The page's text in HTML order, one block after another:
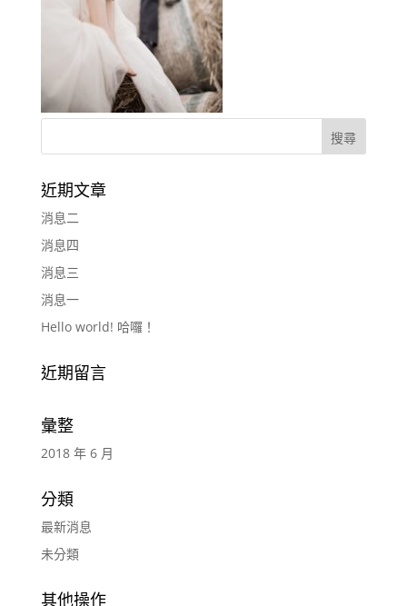
近期文章
消息二
消息四
消息三
消息一
Hello world! 哈囉！
近期留言
彙整
2018 年 6 月
分類
最新消息
未分類
其他操作